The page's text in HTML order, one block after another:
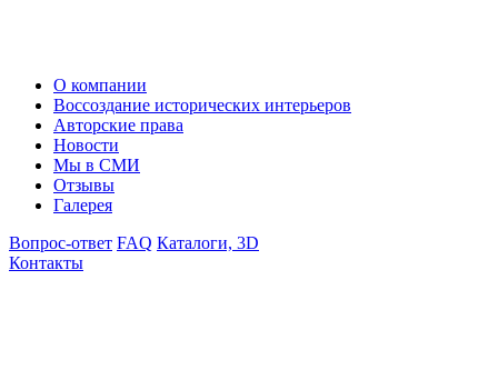
О компании
Воссоздание исторических интерьеров
Авторские права
Новости
Мы в СМИ
Отзывы
Галерея
Вопрос-ответ FAQ Каталоги, 3D
Контакты